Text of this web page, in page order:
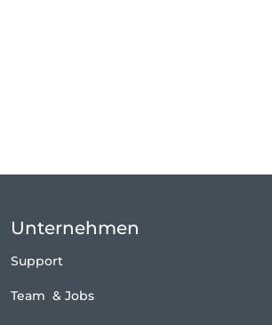
Unternehmen
Support
Team & Jobs